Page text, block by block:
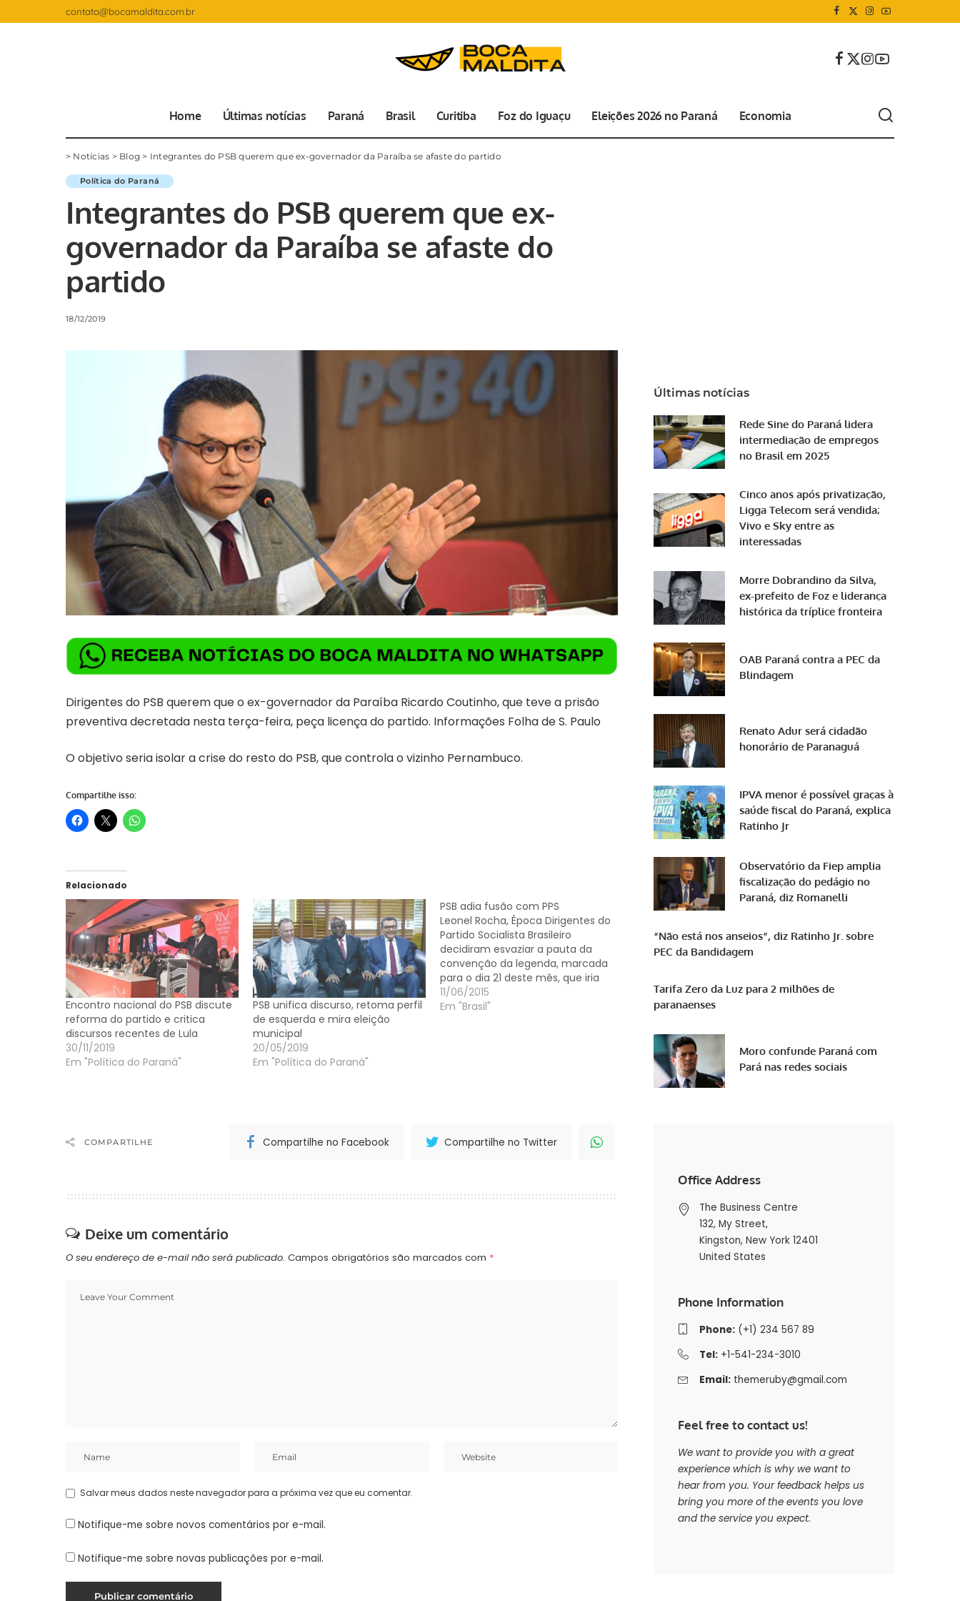
contato@bocamaldita.com.br
Home Últimas notícias Paraná Brasil Curitiba Foz do Iguaçu Eleições 2026 no Paraná Economia
> Notícias > Blog > Integrantes do PSB querem que ex-governador da Paraíba se afaste do partido
Política do Paraná
Integrantes do PSB querem que ex-
governador da Paraíba se afaste do
partido
18/12/2019
Dirigentes do PSB querem que o ex-governador da Paraíba Ricardo Coutinho, que teve a prisão
preventiva decretada nesta terça-feira, peça licença do partido. Informações Folha de S. Paulo
O objetivo seria isolar a crise do resto do PSB, que controla o vizinho Pernambuco.
Compartilhe isso:
Relacionado
Encontro nacional do PSB discute
reforma do partido e critica
discursos recentes de Lula
30/11/2019
Em "Política do Paraná"
PSB unifica discurso, retoma perfil
de esquerda e mira eleição
municipal
20/05/2019
Em "Política do Paraná"
PSB adia fusão com PPS
Leonel Rocha, Época Dirigentes do
Partido Socialista Brasileiro
decidiram esvaziar a pauta da
convenção da legenda, marcada
para o dia 21 deste mês, que iria
decidir a fusão com o Partido
Popular Socialista (PPS). A
11/06/2015
Em "Brasil"
COMPARTILHE Compartilhe no Facebook Compartilhe no Twitter
Deixe um comentário
O seu endereço de e-mail não será publicado. Campos obrigatórios são marcados com *
Salvar meus dados neste navegador para a próxima vez que eu comentar.
Notifique-me sobre novos comentários por e-mail.
Notifique-me sobre novas publicações por e-mail.
Últimas notícias
Rede Sine do Paraná lidera
intermediação de empregos
no Brasil em 2025
Cinco anos após privatização,
Ligga Telecom será vendida;
Vivo e Sky entre as
interessadas
Morre Dobrandino da Silva,
ex-prefeito de Foz e liderança
histórica da tríplice fronteira
OAB Paraná contra a PEC da
Blindagem
Renato Adur será cidadão
honorário de Paranaguá
IPVA menor é possível graças à
saúde fiscal do Paraná, explica
Ratinho Jr
Observatório da Fiep amplia
fiscalização do pedágio no
Paraná, diz Romanelli
“Não está nos anseios”, diz Ratinho Jr. sobre
PEC da Bandidagem
Tarifa Zero da Luz para 2 milhões de
paranaenses
Moro confunde Paraná com
Pará nas redes sociais
Office Address
The Business Centre
132, My Street,
Kingston, New York 12401
United States
Phone Information
Phone:(+1) 234 567 89
Tel:+1-541-234-3010
Email: themeruby@gmail.com
Feel free to contact us!
We want to provide you with a great
experience which is why we want to
hear from you. Your feedback helps us
bring you more of the events you love
and the service you expect.